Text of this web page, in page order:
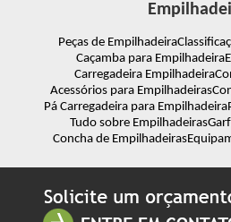
Peças de Empilhadeira
Caçamba para Empilhadeira
Carregadeira Empilhadeira
Acessórios para Empilhadeiras
Pá Carregadeira para Empilhadeira
Tudo sobre Empilhadeiras
Concha de Empilhadeiras